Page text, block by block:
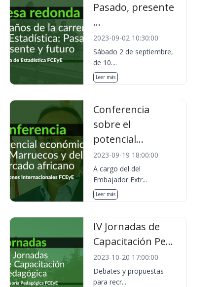
Pasado, presente
...
2023-09-02 10:30:00
Sábado 2 de septiembre,
de 10....
Leer más
Conferencia
sobre el
potencial...
2023-09-19 18:00:00
A cargo del del
Embajador Extr...
Leer más
IV Jornadas de
Capacitación Pe...
2023-10-20 17:00:00
Debates y propuestas
para recr...